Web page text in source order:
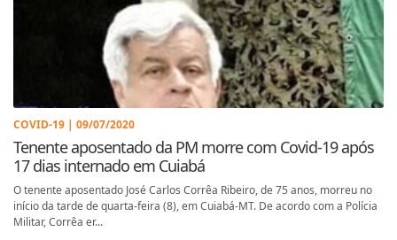
COVID-19 | 09/07/2020
Tenente aposentado da PM morre com Covid-19 após
17 dias internado em Cuiabá
O tenente aposentado José Carlos Corrêa Ribeiro, de 75 anos, morreu no
início da tarde de quarta-feira (8), em Cuiabá-MT. De acordo com a Polícia
Militar, Corrêa er...